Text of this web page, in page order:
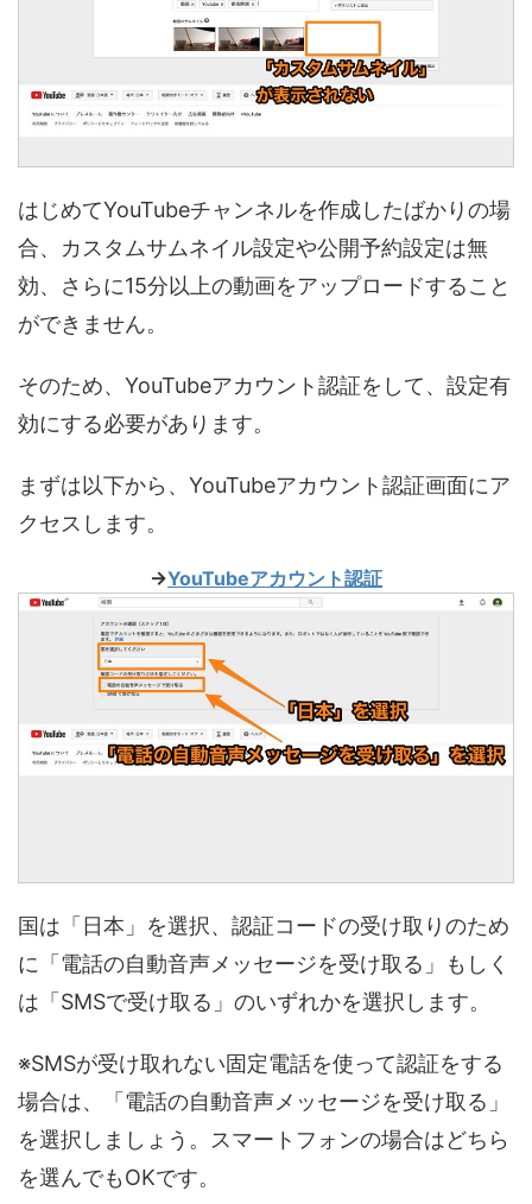
はじめてYouTubeチャンネルを作成したばかりの場
合、カスタムサムネイル設定や公開予約設定は無
効、さらに15分以上の動画をアップロードすること
ができません。
そのため、YouTubeアカウント認証をして、設定有
効にする必要があります。
まずは以下から、YouTubeアカウント認証画面にア
クセスします。
→YouTubeアカウント認証
国は「日本」を選択、認証コードの受け取りのため
に「電話の自動音声メッセージを受け取る」もしく
は「SMSで受け取る」のいずれかを選択します。
※SMSが受け取れない固定電話を使って認証をする
場合は、「電話の自動音声メッセージを受け取る」
を選択しましょう。スマートフォンの場合はどちら
を選んでもOKです。